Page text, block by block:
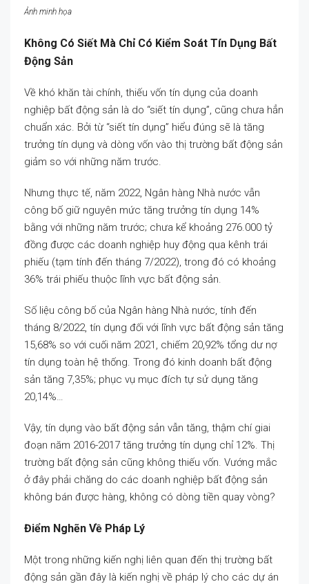
Ảnh minh họa
Không Có Siết Mà Chỉ Có Kiểm Soát Tín Dụng Bất
Động Sản
Về khó khăn tài chính, thiếu vốn tín dụng của doanh
nghiệp bất động sản là do “siết tín dụng”, cũng chưa hẳn
chuẩn xác. Bởi từ “siết tín dụng” hiểu đúng sẽ là tăng
trưởng tín dụng và dòng vốn vào thị trường bất động sản
giảm so với những năm trước.
Nhưng thực tế, năm 2022, Ngân hàng Nhà nước vẫn
công bố giữ nguyên mức tăng trưởng tín dụng 14%
bằng với những năm trước; chưa kể khoảng 276.000 tỷ
đồng được các doanh nghiệp huy động qua kênh trái
phiếu (tạm tính đến tháng 7/2022), trong đó có khoảng
36% trái phiếu thuộc lĩnh vực bất động sản.
Số liệu công bố của Ngân hàng Nhà nước, tính đến
tháng 8/2022, tín dụng đối với lĩnh vực bất động sản tăng
15,68% so với cuối năm 2021, chiếm 20,92% tổng dư nợ
tín dụng toàn hệ thống. Trong đó kinh doanh bất động
sản tăng 7,35%; phục vụ mục đích tự sử dụng tăng
20,14%…
Vậy, tín dụng vào bất động sản vẫn tăng, thậm chí giai
đoạn năm 2016-2017 tăng trưởng tín dụng chỉ 12%. Thị
trường bất động sản cũng không thiếu vốn. Vướng mắc
ở đây phải chăng do các doanh nghiệp bất động sản
không bán được hàng, không có dòng tiền quay vòng?
Điểm Nghẽn Về Pháp Lý
Một trong những kiến nghị liên quan đến thị trường bất
động sản gần đây là kiến nghị về pháp lý cho các dự án